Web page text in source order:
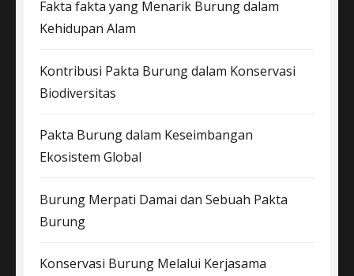
Fakta fakta yang Menarik Burung dalam
Kehidupan Alam
Kontribusi Pakta Burung dalam Konservasi
Biodiversitas
Pakta Burung dalam Keseimbangan
Ekosistem Global
Burung Merpati Damai dan Sebuah Pakta
Burung
Konservasi Burung Melalui Kerjasama